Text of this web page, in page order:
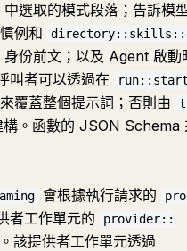
中選取的模式段落；告訴模
慣例和
身份前文；以及 Agent 啟動
叫者可以透過在
run::start
來覆蓋整個提示詞；否則由
構。函數的 JSON Schema
會根據執行請求的
者工作單元的
provider::
。該提供者工作單元透過